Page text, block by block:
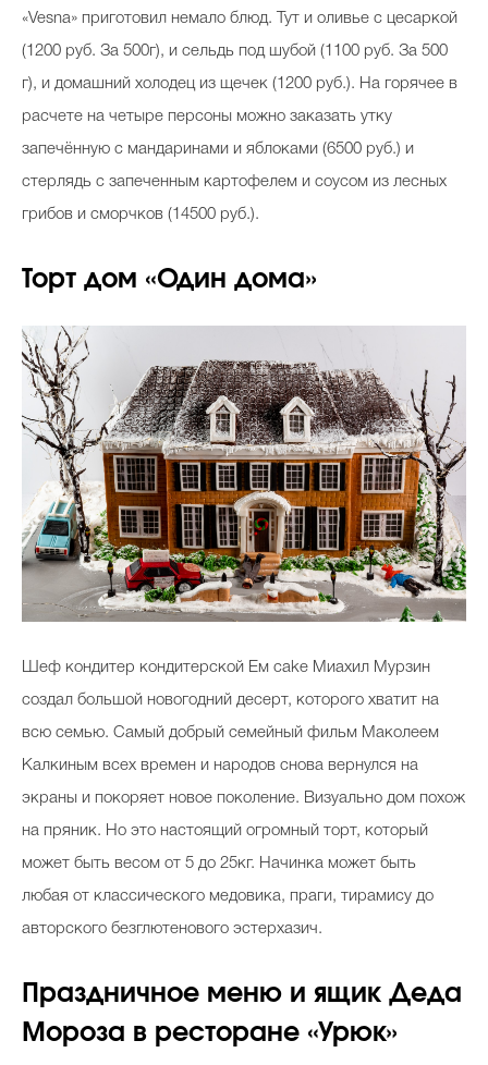
«Vesna» приготовил немало блюд. Тут и оливье с цесаркой
(1200 руб. За 500г), и сельдь под шубой (1100 руб. За 500
г), и домашний холодец из щечек (1200 руб.). На горячее в
расчете на четыре персоны можно заказать утку
запечённую с мандаринами и яблоками (6500 руб.) и
стерлядь с запеченным картофелем и соусом из лесных
грибов и сморчков (14500 руб.).
Торт дом «Один дома»
Шеф кондитер кондитерской Ем cake Миахил Мурзин
создал большой новогодний десерт, которого хватит на
всю семью. Самый добрый семейный фильм Маколеем
Калкиным всех времен и народов снова вернулся на
экраны и покоряет новое поколение. Визуально дом похож
на пряник. Но это настоящий огромный торт, который
может быть весом от 5 до 25кг. Начинка может быть
любая от классического медовика, праги, тирамису до
авторского безглютенового эстерхазич.
Праздничное меню и ящик Деда
Мороза в ресторане «Урюк»